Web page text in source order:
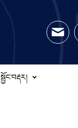
སྦྱོང་བརྡར།